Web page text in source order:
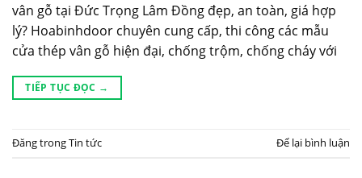
vân gỗ tại Đức Trọng Lâm Đồng đẹp, an toàn, giá hợp
lý? Hoabinhdoor chuyên cung cấp, thi công các mẫu
cửa thép vân gỗ hiện đại, chống trộm, chống cháy với
TIẾP TỤC ĐỌC →
Đăng trongTin tức Để lại bình luận